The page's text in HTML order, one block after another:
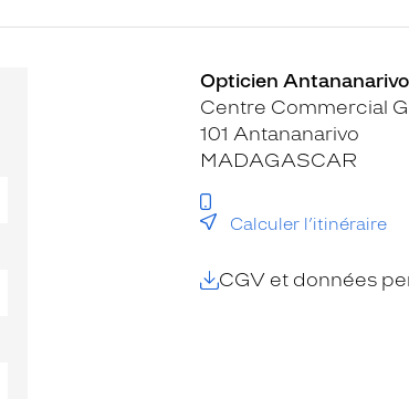
Opticien
Centre Commercial
101 Antananarivo
MADAGASCAR
Calculer l’itinéraire
CGV et données